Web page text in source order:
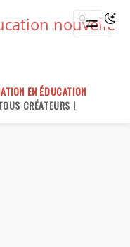
EN ÉDUCATION
CRÉATEURS !